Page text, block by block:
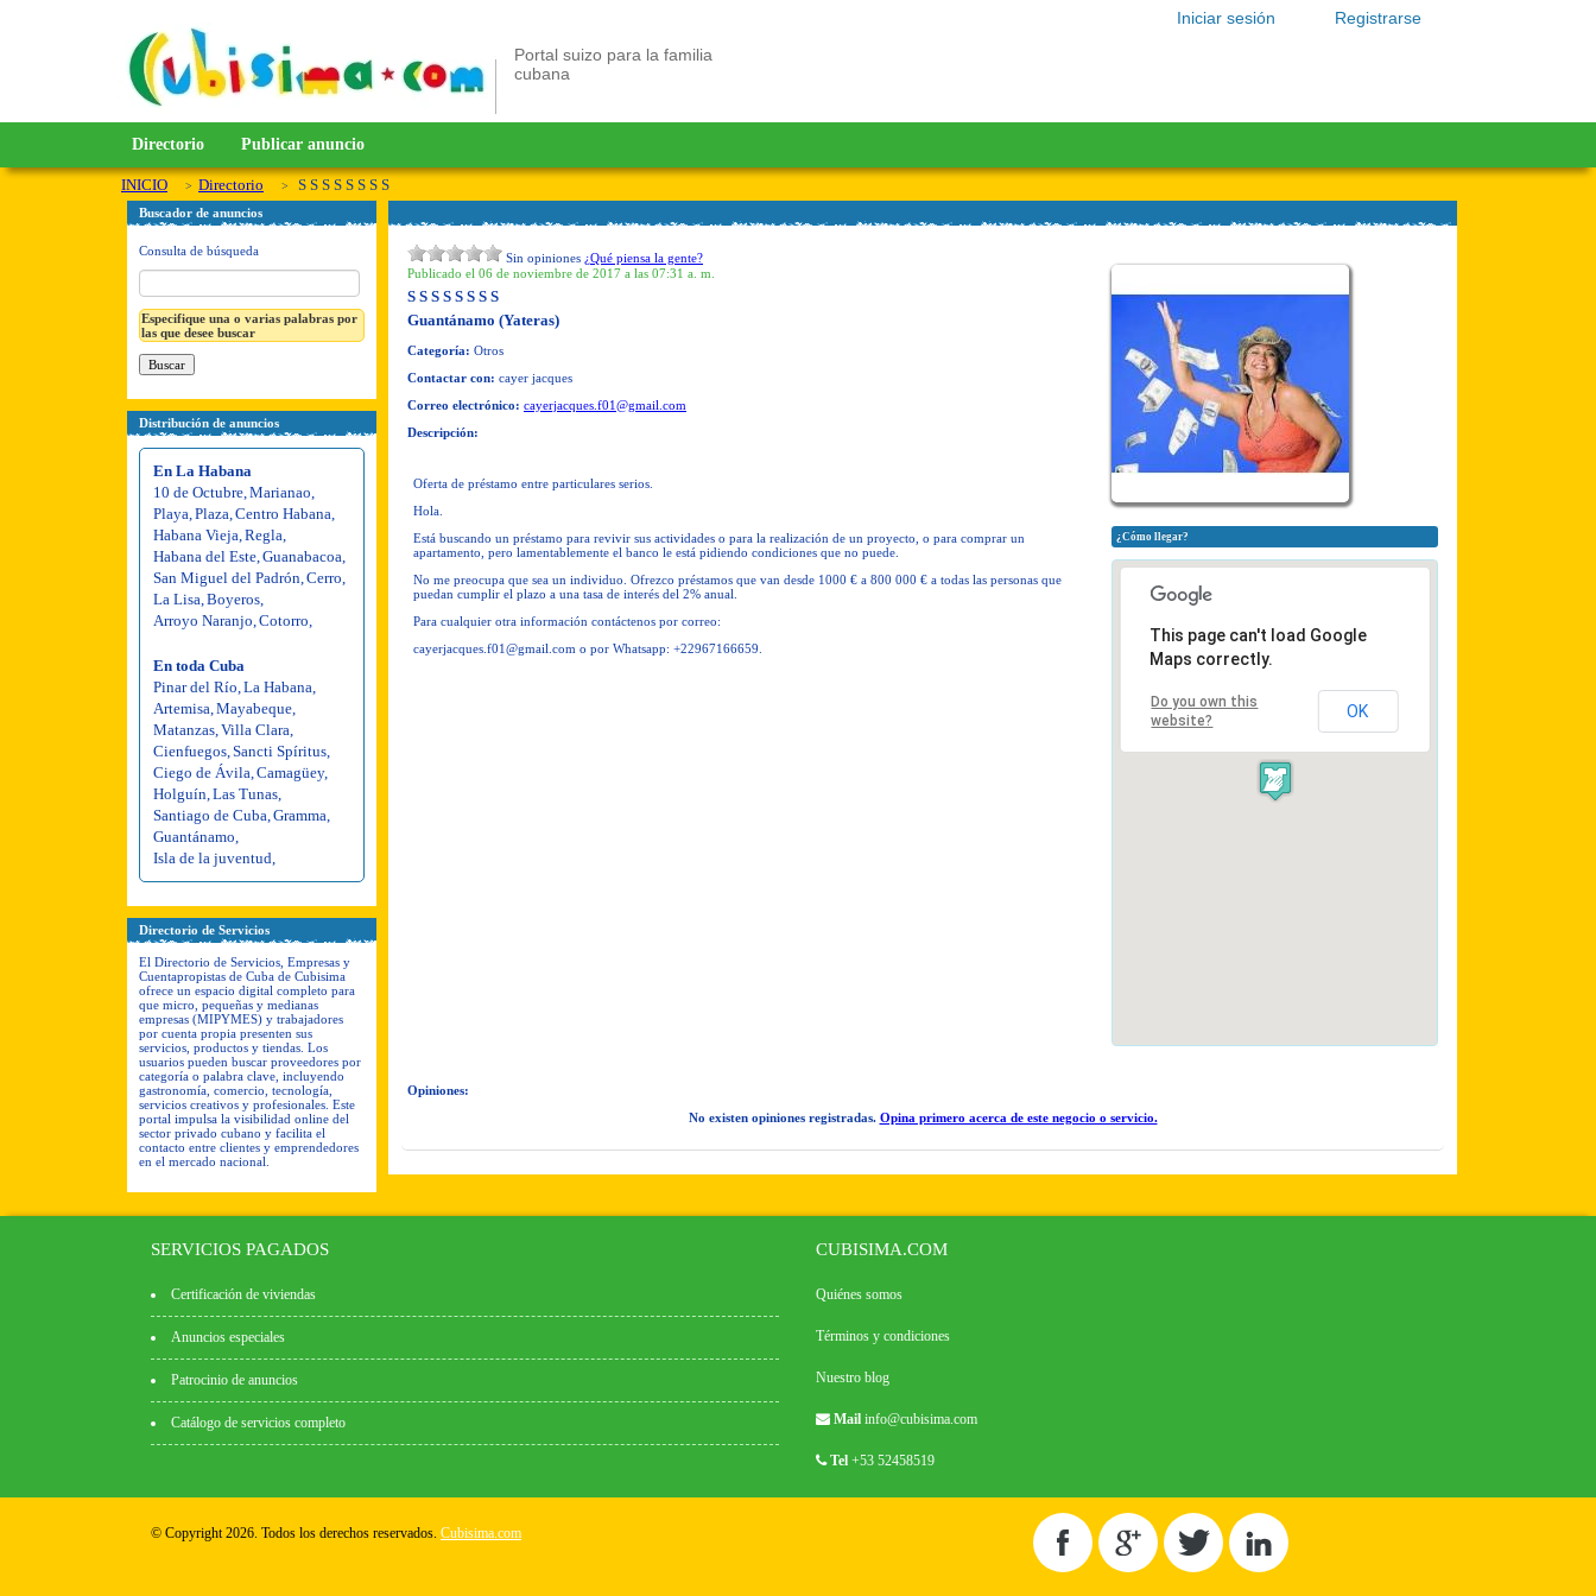
Registrarse
Iniciar sesión
Portal suizo para la familia
cubana
Directorio Publicar anuncio
INICIO Directorio S S S S S S S S
Buscador de anuncios
Consulta de búsqueda
Especifique una o varias palabras por
las que desee buscar
Distribución de anuncios
En La Habana
10 de Octubre Marianao
Playa Plaza Centro Habana
Habana Vieja Regla
Habana del Este Guanabacoa
San Miguel del Padrón Cerro
La Lisa Boyeros
Arroyo Naranjo Cotorro
En toda Cuba
Pinar del Río La Habana
Artemisa Mayabeque
Matanzas Villa Clara
Cienfuegos Sancti Spíritus
Ciego de Ávila Camagüey,
Holguín Las Tunas
Santiago de Cuba Gramma
Guantánamo
Isla de la juventud
Directorio de Servicios
El Directorio de Servicios, Empresas y
Cuentapropistas de Cuba de Cubisima
ofrece un espacio digital completo para
que micro, pequeñas y medianas
empresas (MIPYMES) y trabajadores
por cuenta propia presenten sus
servicios, productos y tiendas. Los
usuarios pueden buscar proveedores por
categoría o palabra clave, incluyendo
gastronomía, comercio, tecnología,
servicios creativos y profesionales. Este
portal impulsa la visibilidad online del
sector privado cubano y facilita el
contacto entre clientes y emprendedores
en el mercado nacional.
Sin opiniones ¿Qué piensa la gente?
Publicado el 06 de noviembre de 2017 a las 07:31 a. m.
S S S S S S S S
Guantánamo (Yateras)
Categoría: Otros
Contactar con: cayer jacques
Correo electrónico: cayerjacques.f01@gmail.com
Descripción:
Oferta de préstamo entre particulares serios.
Hola.
Está buscando un préstamo para revivir sus actividades o para la realización de un proyecto, o para comprar un
apartamento, pero lamentablemente el banco le está pidiendo condiciones que no puede.
No me preocupa que sea un individuo. Ofrezco préstamos que van desde 1000 € a 800 000 € a todas las personas que
puedan cumplir el plazo a una tasa de interés del 2% anual.
Para cualquier otra información contáctenos por correo:
cayerjacques.f01@gmail.com o por Whatsapp: +22967166659.
¿Cómo llegar?
This page can't load Google
Maps correctly.
Do you own this
website?
OK
Opiniones:
No existen opiniones registradas. Opina primero acerca de este negocio o servicio.
SERVICIOS PAGADOS
Certificación de viviendas
Anuncios especiales
Patrocinio de anuncios
Catálogo de servicios completo
CUBISIMA.COM
Quiénes somos
Términos y condiciones
Nuestro blog
Mail info@cubisima.com
Tel +53 52458519
© Copyright 2026. Todos los derechos reservados. Cubisima.com